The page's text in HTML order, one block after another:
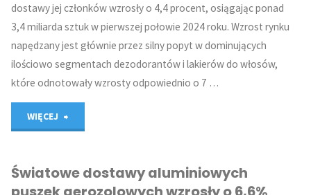
dostawy jej członków wzrosły o 4,4 procent, osiągając ponad
3,4 miliarda sztuk w pierwszej połowie 2024 roku. Wzrost rynku
napędzany jest głównie przez silny popyt w dominujących
ilościowo segmentach dezodorantów i lakierów do włosów,
które odnotowały wzrosty odpowiednio o 7 …
WIĘCEJ
dostawa
Światowe dostawy aluminiowych